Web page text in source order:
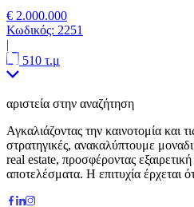
€ 2.000.000
Κωδικός: 2251
|
510 τ.μ
αριστεία στην αναζήτηση
Αγκαλιάζοντας την καινοτομία και
στρατηγικές, ανακαλύπτουμε
real estate, προσφέροντας
αποτελέσματα. Η επιτυχία έρχεται